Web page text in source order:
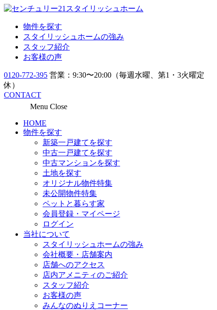
物件を探す
スタイリッシュホームの強み
スタッフ紹介
お客様の声
0120-772-395 営業：9:30〜20:00（毎週水曜、第1・3火曜定
休）
CONTACT
Menu Close
HOME
物件を探す
新築一戸建てを探す
中古一戸建てを探す
中古マンションを探す
土地を探す
オリジナル物件特集
未公開物件特集
ペットと暮らす家
会員登録・マイページ
ログイン
当社について
スタイリッシュホームの強み
会社概要・店舗案内
店舗へのアクセス
店内アメニティのご紹介
スタッフ紹介
お客様の声
みんなのぬりえコーナー